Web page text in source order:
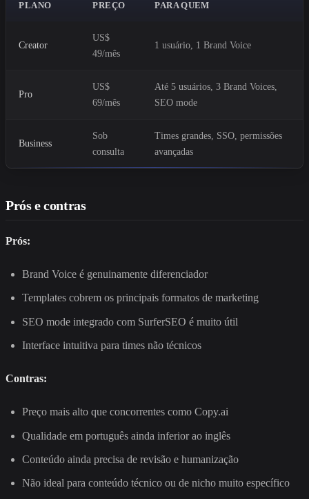
PLANO PREÇO PARA QUEM
Creator
US$
49/mês
1 usuário, 1 Brand Voice
Pro
US$
69/mês
Até 5 usuários, 3 Brand Voices,
SEO mode
Business
Sob
consulta
Times grandes, SSO, permissões
avançadas
Prós e contras
Prós:
Brand Voice é genuinamente diferenciador
Templates cobrem os principais formatos de marketing
SEO mode integrado com SurferSEO é muito útil
Interface intuitiva para times não técnicos
Contras:
Preço mais alto que concorrentes como Copy.ai
Qualidade em português ainda inferior ao inglês
Conteúdo ainda precisa de revisão e humanização
Não ideal para conteúdo técnico ou de nicho muito específico